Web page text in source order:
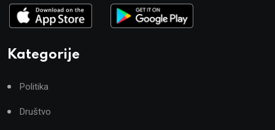
Kategorije
Politika
Društvo